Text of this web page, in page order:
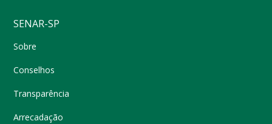
SENAR-SP
Sobre
Conselhos
Transparência
Arrecadação